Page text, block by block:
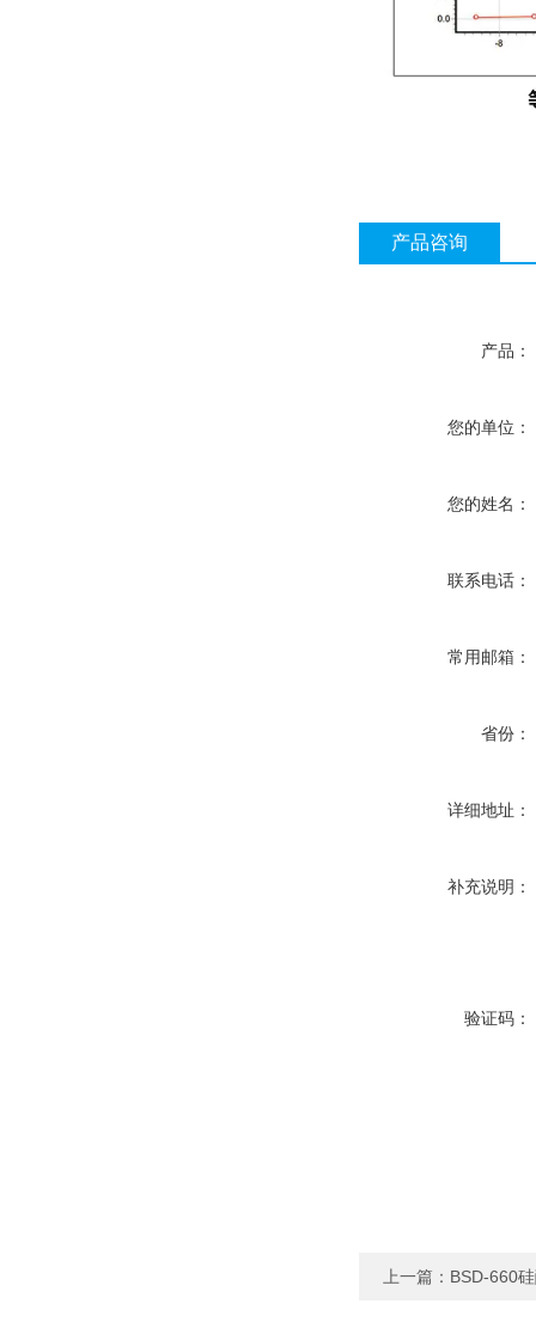
产品咨询
产品：
您的单位：
您的姓名：
联系电话：
常用邮箱：
省份：
详细地址：
补充说明：
验证码：
上一篇： BSD-660